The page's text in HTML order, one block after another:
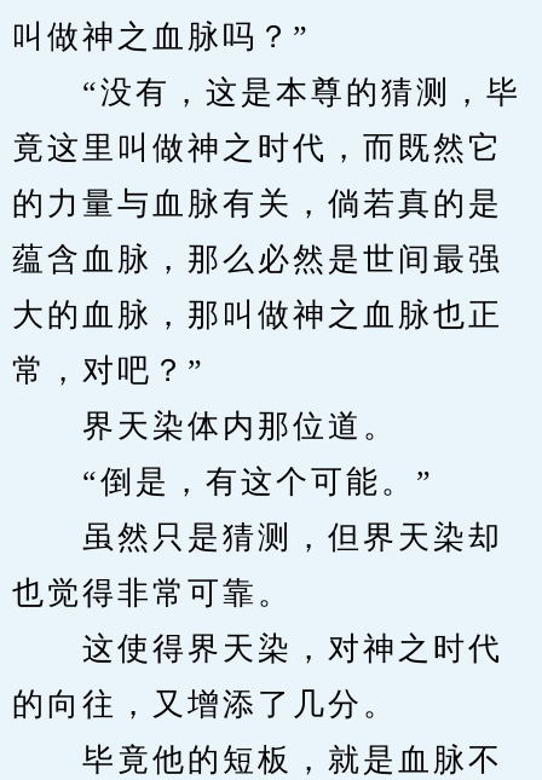
叫做神之血脉吗？”
“没有，这是本尊的猜测，毕
竟这里叫做神之时代，而既然它
的力量与血脉有关，倘若真的是
蕴含血脉，那么必然是世间最强
大的血脉，那叫做神之血脉也正
常，对吧？”
界天染体内那位道。
“倒是，有这个可能。”
虽然只是猜测，但界天染却
也觉得非常可靠。
这使得界天染，对神之时代
的向往，又增添了几分。
毕竟他的短板，就是血脉不